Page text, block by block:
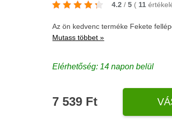
4.2 / 5 ( 11
Az ön kedvenc terméke Fekete
Mutass többet »
Elérhetőség: 14 napon belül
7 539 Ft